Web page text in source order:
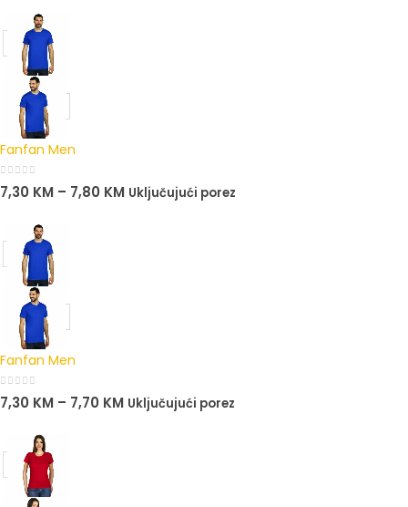
Fanfan Men
0out of 5
7,30 KM – 7,80 KM Uključujući porez
Fanfan Men
0out of 5
7,30 KM – 7,70 KM Uključujući porez